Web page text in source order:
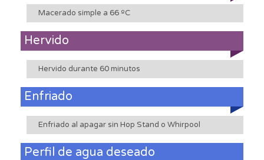
Macerado simple a 66 ºC
Hervido
Hervido durante 60 minutos
Enfriado
Enfriado al apagar sin Hop Stand o Whirpool
Perfil de agua deseado